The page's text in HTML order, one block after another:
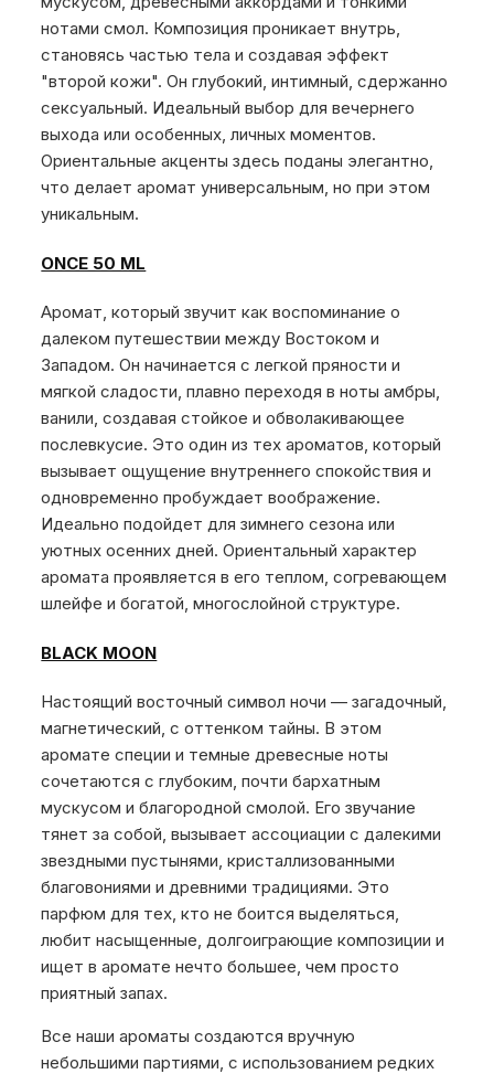
нотами смол. Композиция проникает внутрь,
становясь частью тела и создавая эффект
"второй кожи". Он глубокий, интимный, сдержанно
сексуальный. Идеальный выбор для вечернего
выхода или особенных, личных моментов.
Ориентальные акценты здесь поданы элегантно,
что делает аромат универсальным, но при этом
уникальным.
ONCE 50 ML
Аромат, который звучит как воспоминание о
далеком путешествии между Востоком и
Западом. Он начинается с легкой пряности и
мягкой сладости, плавно переходя в ноты амбры,
ванили, создавая стойкое и обволакивающее
послевкусие. Это один из тех ароматов, который
вызывает ощущение внутреннего спокойствия и
одновременно пробуждает воображение.
Идеально подойдет для зимнего сезона или
уютных осенних дней. Ориентальный характер
аромата проявляется в его теплом, согревающем
шлейфе и богатой, многослойной структуре.
BLACK MOON
Настоящий восточный символ ночи — загадочный,
магнетический, с оттенком тайны. В этом
аромате специи и темные древесные ноты
сочетаются с глубоким, почти бархатным
мускусом и благородной смолой. Его звучание
тянет за собой, вызывает ассоциации с далекими
звездными пустынями, кристаллизованными
благовониями и древними традициями. Это
парфюм для тех, кто не боится выделяться,
любит насыщенные, долгоиграющие композиции и
ищет в аромате нечто большее, чем просто
приятный запах.
Все наши ароматы создаются вручную
небольшими партиями, с использованием редких